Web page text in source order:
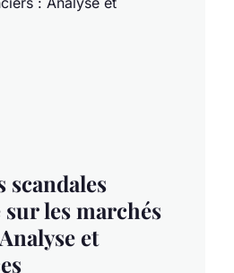
scandales
les marchés
et